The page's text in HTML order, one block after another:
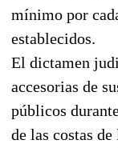
mínimo por
establecidos.
El dictamen
accesorias de
públicos
de las costas de